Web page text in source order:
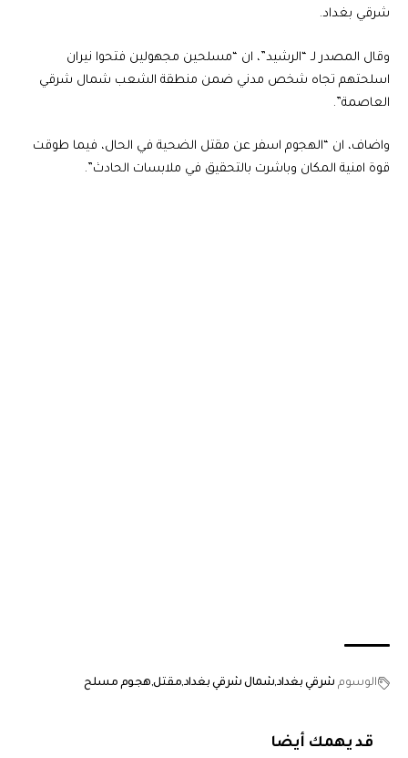
شرقي بغداد.
وقال المصدر لـ “الرشيد”، ان “مسلحين مجهولين فتحوا نيران
اسلحتهم تجاه شخص مدني ضمن منطقة الشعب شمال شرقي
العاصمة”.
واضاف، ان “الهجوم اسفر عن مقتل الضحية في الحال، فيما طوقت
قوة امنية المكان وباشرت بالتحقيق في ملابسات الحادث”.
الوسوم شرقي بغدادشمال شرقي بغدادمقتل هجوم مسلح
قد يهمك أيضا